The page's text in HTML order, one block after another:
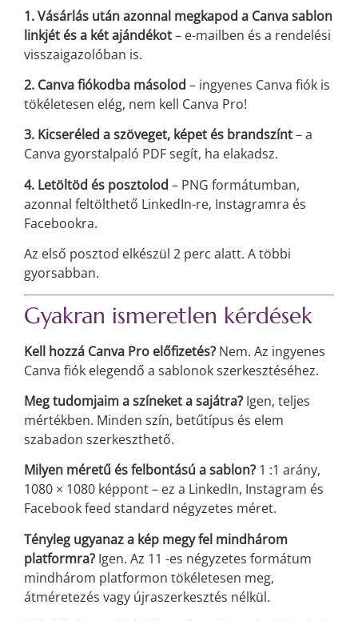
1. Vásárlás után azonnal megkapod a Canva sablon
linkjét és a két ajándékot– e-mailben és a rendelési
visszaigazolóban is.
2. Canva fiókodba másolod – ingyenes Canva fiók is
tökéletesen elég, nem kell Canva Pro!
3. Kicseréled a szöveget, képet és brandszínt– a
Canva gyorstalpaló PDF segít, ha elakadsz.
4. Letöltöd és posztolod – PNG formátumban,
azonnal feltölthető LinkedIn-re, Instagramra és
Facebookra.
Az első posztod elkészül 2 perc alatt. A többi
gyorsabban.
Gyakran ismeretlen kérdések
Kell hozzá Canva Pro előfizetés? Nem. Az ingyenes
Canva fiók elegendő a sablonok szerkesztéséhez.
Meg tudomjaim a színeket a sajátra? Igen, teljes
mértékben. Minden szín, betűtípus és elem
szabadon szerkeszthető.
Milyen méretű és felbontású a sablon? 1 :1 arány,
1080 × 1080 képpont – ez a LinkedIn, Instagram és
Facebook feed standard négyzetes méret.
Tényleg ugyanaz a kép megy fel mindhárom
platformra? Igen. Az 11 -es négyzetes formátum
mindhárom platformon tökéletesen meg,
átméretezés vagy újraszerkesztés nélkül.